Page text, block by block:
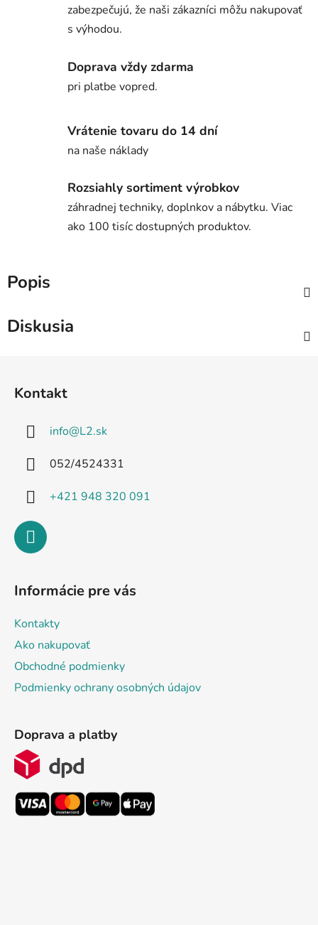
zabezpečujú, že naši zákazníci môžu nakupovať
s výhodou.
Doprava vždy zdarma
pri platbe vopred.
Vrátenie tovaru do 14 dní
na naše náklady
Rozsiahly sortiment výrobkov
záhradnej techniky, doplnkov a nábytku. Viac
ako 100 tisíc dostupných produktov.
Popis
Diskusia
Kontakt
info@L2.sk
052/4524331
+421 948 320 091
Informácie pre vás
Kontakty
Ako nakupovať
Obchodné podmienky
Podmienky ochrany osobných údajov
Doprava a platby